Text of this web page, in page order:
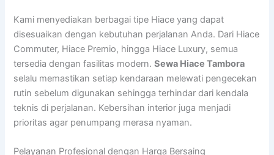
Kami menyediakan berbagai tipe Hiace yang dapat
disesuaikan dengan kebutuhan perjalanan Anda. Dari Hiace
Commuter, Hiace Premio, hingga Hiace Luxury, semua
tersedia dengan fasilitas modern.Sewa Hiace Tambora
selalu memastikan setiap kendaraan melewati pengecekan
rutin sebelum digunakan sehingga terhindar dari kendala
teknis di perjalanan. Kebersihan interior juga menjadi
prioritas agar penumpang merasa nyaman.
Pelayanan Profesional dengan Harga Bersaing